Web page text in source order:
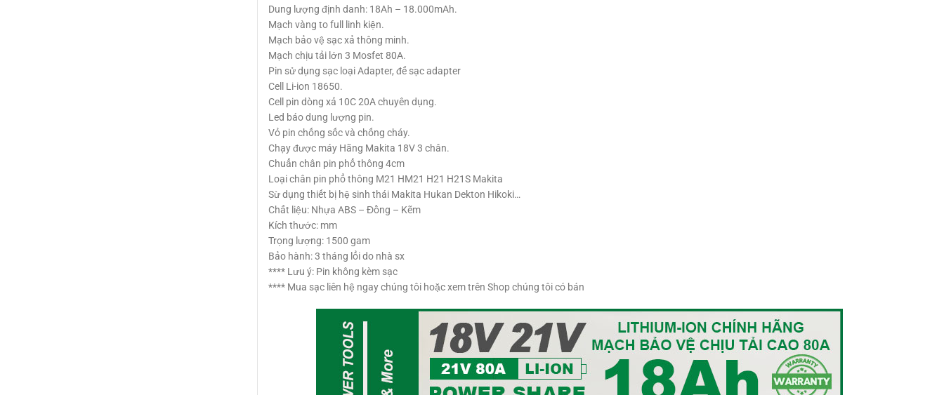
Dung lượng định danh: 18Ah – 18.000mAh.
Mạch vàng to full linh kiện.
Mạch bảo vệ sạc xả thông minh.
Mạch chịu tải lớn 3 Mosfet 80A.
Pin sử dụng sạc loại Adapter, đế sạc adapter
Cell Li-ion 18650.
Cell pin dòng xả 10C 20A chuyên dụng.
Led báo dung lượng pin.
Vỏ pin chống sốc và chống cháy.
Chạy được máy Hãng Makita 18V 3 chân.
Chuẩn chân pin phổ thông 4cm
Loại chân pin phổ thông M21 HM21 H21 H21S Makita
Sừ dụng thiết bị hệ sinh thái Makita Hukan Dekton Hikoki…
Chất liệu: Nhựa ABS – Đồng – Kẽm
Kích thước: mm
Trọng lượng: 1500 gam
Bảo hành: 3 tháng lổi do nhà sx
**** Lưu ý: Pin không kèm sạc
**** Mua sạc liên hệ ngay chúng tôi hoặc xem trên Shop chúng tôi có bán